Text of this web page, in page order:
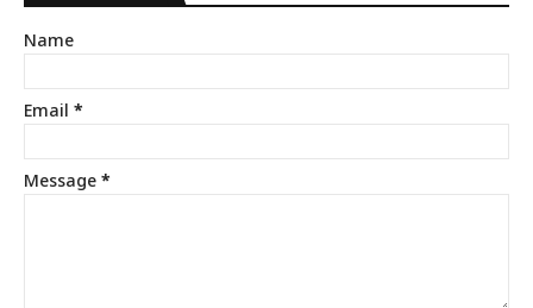
Name
Email *
Message *